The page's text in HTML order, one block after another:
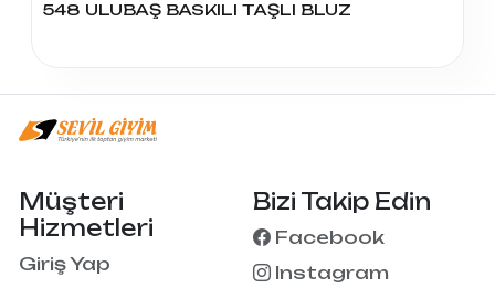
548 ULUBAŞ BASKILI TAŞLI BLUZ
Müşteri
Hizmetleri
Giriş Yap
Bizi Takip Edin
Facebook
Instagram